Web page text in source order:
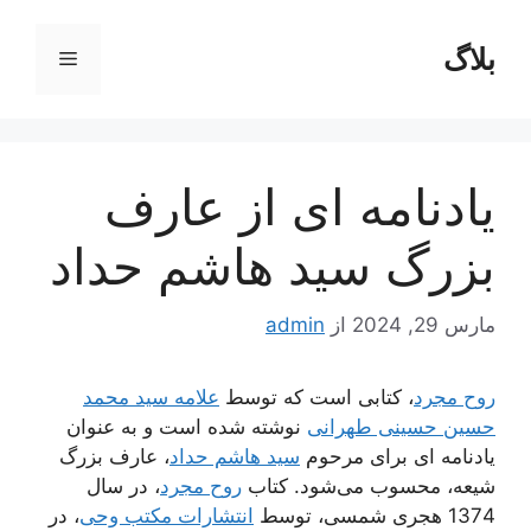
محتوابلاگ فهرست
یادنامه ای از عارف
بزرگ سید هاشم حداد
مارس 29, 2024 از admin
روح مجرد، کتابی است که توسط علامه سید محمد
حسین حسینی طهرانی نوشته شده است و به عنوان
یادنامه ای برای مرحوم سید هاشم حداد، عارف بزرگ
شیعه، محسوب می‌شود. کتاب روح مجرد، در سال
1374 هجری شمسی، توسط
انتشارات مکتب وحی، در